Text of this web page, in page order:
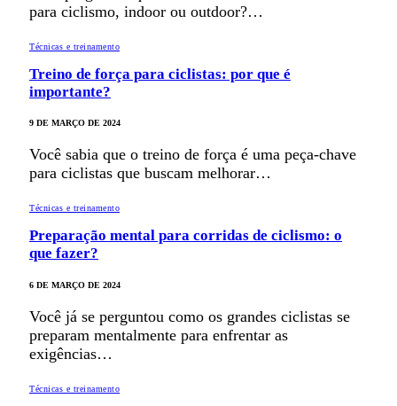
para ciclismo, indoor ou outdoor?…
Técnicas e treinamento
Treino de força para ciclistas: por que é
importante?
9 DE MARÇO DE 2024
Você sabia que o treino de força é uma peça-chave
para ciclistas que buscam melhorar…
Técnicas e treinamento
Preparação mental para corridas de ciclismo: o
que fazer?
6 DE MARÇO DE 2024
Você já se perguntou como os grandes ciclistas se
preparam mentalmente para enfrentar as
exigências…
Técnicas e treinamento